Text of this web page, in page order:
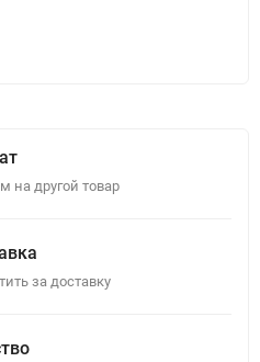
на другой товар
за доставку